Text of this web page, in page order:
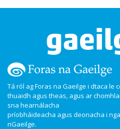
Tá ról ag Foras na Gaeilge i dtaca le
thuaidh agus theas, agus ar
sna hearnálacha
príobháideacha agus deonacha i
nGaeilge.